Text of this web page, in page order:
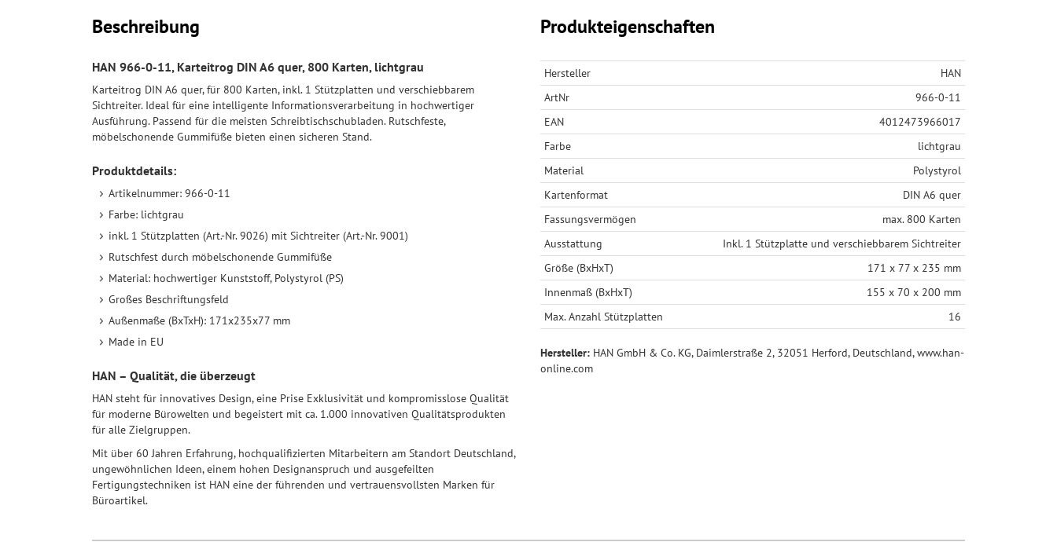
Beschreibung
HAN 966-0-11, Karteitrog DIN A6 quer, 800 Karten, lichtgrau
Karteitrog DIN A6 quer, für 800 Karten, inkl. 1 Stützplatten und verschiebbarem
Sichtreiter. Ideal für eine intelligente Informationsverarbeitung in hochwertiger
Ausführung. Passend für die meisten Schreibtischschubladen. Rutschfeste,
möbelschonende Gummifüße bieten einen sicheren Stand.
Produktdetails:
Artikelnummer: 966-0-11
Farbe: lichtgrau
inkl. 1 Stützplatten (Art.-Nr. 9026) mit Sichtreiter (Art.-Nr. 9001)
Rutschfest durch möbelschonende Gummifüße
Material: hochwertiger Kunststoff, Polystyrol (PS)
Großes Beschriftungsfeld
Außenmaße (BxTxH): 171x235x77 mm
Made in EU
HAN – Qualität, die überzeugt
HAN steht für innovatives Design, eine Prise Exklusivität und kompromisslose Qualität
für moderne Bürowelten und begeistert mit ca. 1.000 innovativen Qualitätsprodukten
für alle Zielgruppen.
Mit über 60 Jahren Erfahrung, hochqualifizierten Mitarbeitern am Standort Deutschland,
ungewöhnlichen Ideen, einem hohen Designanspruch und ausgefeilten
Fertigungstechniken ist HAN eine der führenden und vertrauensvollsten Marken für
Büroartikel.
Produkteigenschaften
Hersteller
HAN
ArtNr
966-0-11
EAN
4012473966017
Farbe
lichtgrau
Material
Polystyrol
Kartenformat
DIN A6 quer
Fassungsvermögen
max. 800 Karten
Ausstattung
Inkl. 1 Stützplatte und verschiebbarem Sichtreiter
Größe (BxHxT)
171 x 77 x 235 mm
Innenmaß (BxHxT)
155 x 70 x 200 mm
Max. Anzahl Stützplatten
16
Hersteller: HAN GmbH & Co. KG, Daimlerstraße 2, 32051 Herford, Deutschland, www.han-
online.com